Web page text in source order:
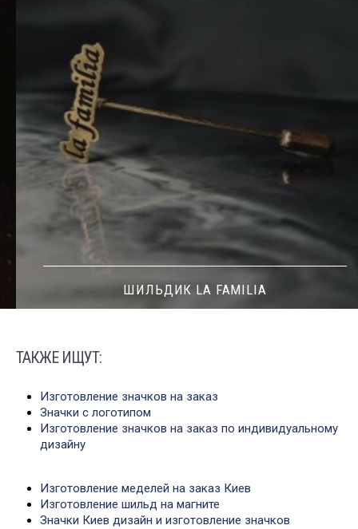
ШИЛЬДИК LA FAMILIA
ТАКЖЕ ИЩУТ:
Изготовление значков на заказ
Значки с логотипом
Изготовление значков на заказ по индивидуальному
дизайну
Изготовление меделей на заказ Киев
Изготовление шильд на магните
Значки Киев дизайн и изготовление значков